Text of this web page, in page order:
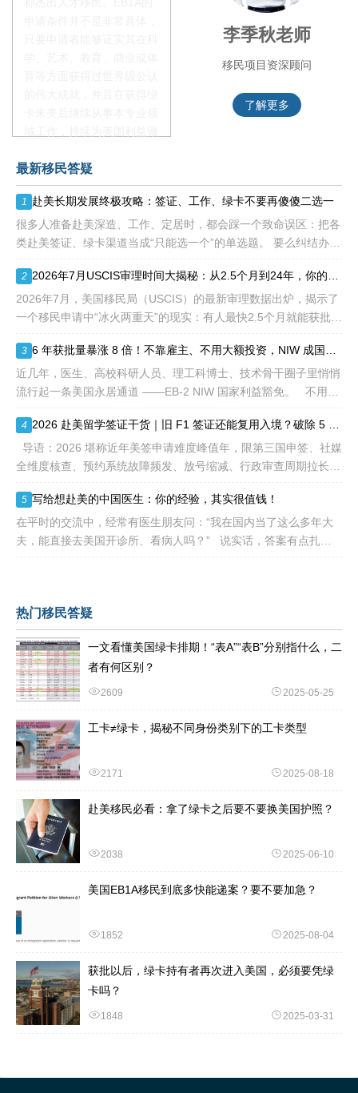
额占全球移民签证配额的
28.6%，即大约4万个移民
签证，都会用于满足"优
先"移民类别的申请。EB1A
不需要雇主支持、不用办理
等的限制，所以也愈来愈受
到中国杰出人才的青睐。
李季秋老师
移民项目资深顾问
了解更多
最新移民答疑
1
赴美长期发展终极攻略：签证、工作、绿卡不要再傻傻二选一
很多人准备赴美深造、工作、定居时，都会踩一个致命误区：把各
类赴美签证、绿卡渠道当成“只能选一个”的单选题。 要么纠结办哪
突、白白浪费几年
2
2026年7月，美国移民局（USCIS）的最新审理数据出炉，揭示了
一个移民申请中“冰火两重天”的现实：有人最快2.5个月就能获批，
一
3
近几年，医生、高校科研人员、理工科博士、技术骨干圈子里悄悄
流行起一条美国永居通道 ——EB-2 NIW 国家利益豁免。 不用提
4
全维度核查、预约系统故障频发、放号缩减、行政审查周期拉长，
5 写给想赴美的中国医生：你的经验，其实很值钱！
在平时的交流中，经常有医生朋友问：“我在国内当了这么多年大
夫，能直接去美国开诊所、看病人吗？” 说实话，答案有点扎
热门移民答疑
一文看懂美国绿卡排期！“表A”“表B”分别指什么，二
者有何区别？
2609 2025-05-25
工卡≠绿卡，揭秘不同身份类别下的工卡类型
2171 2025-08-18
赴美移民必看：拿了绿卡之后要不要换美国护照？
2038 2025-06-10
美国EB1A移民到底多快能递案？要不要加急？
1852 2025-08-04
获批以后，绿卡持有者再次进入美国，必须要凭绿
卡吗？
1848 2025-03-31